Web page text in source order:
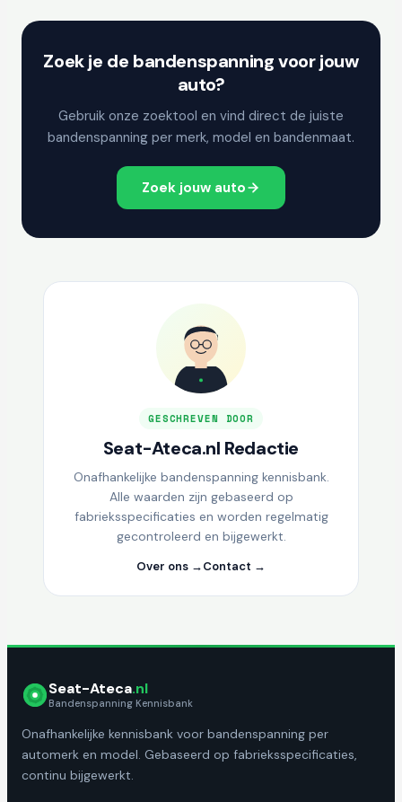
Zoek je de bandenspanning voor jouw
auto?
Gebruik onze zoektool en vind direct de juiste
bandenspanning per merk, model en bandenmaat.
Zoek jouw auto
GESCHREVEN DOOR
Seat-Ateca.nl Redactie
Onafhankelijke bandenspanning kennisbank.
Alle waarden zijn gebaseerd op
fabrieksspecificaties en worden regelmatig
gecontroleerd en bijgewerkt.
Over ons →Contact →
Seat-Ateca.nl
Bandenspanning Kennisbank
Onafhankelijke kennisbank voor bandenspanning per
automerk en model. Gebaseerd op fabrieksspecificaties,
continu bijgewerkt.